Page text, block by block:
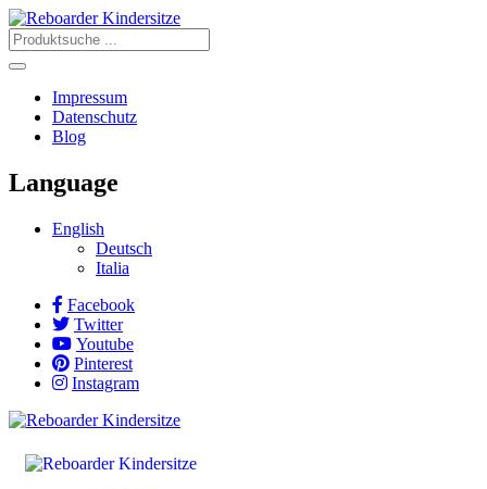
Impressum
Datenschutz
Blog
Language
English
Deutsch
Italia
Facebook
Twitter
Youtube
Pinterest
Instagram